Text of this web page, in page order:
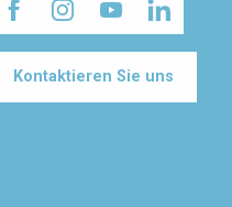
Kontaktieren Sie uns